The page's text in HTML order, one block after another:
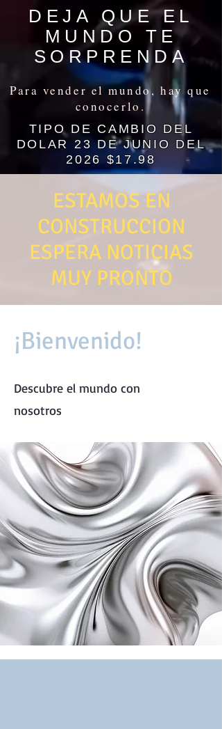
DEJA QUE EL
MUNDO TE
SORPRENDA
Para vender el mundo, hay que
conocerlo.
TIPO DE CAMBIO DEL
DOLAR 23 DE JUNIO DEL
2026 $17.98
ESTAMOS EN
CONSTRUCCION
ESPERA NOTICIAS
MUY PRONTO
¡Bienvenido!
Descubre el mundo con
nosotros